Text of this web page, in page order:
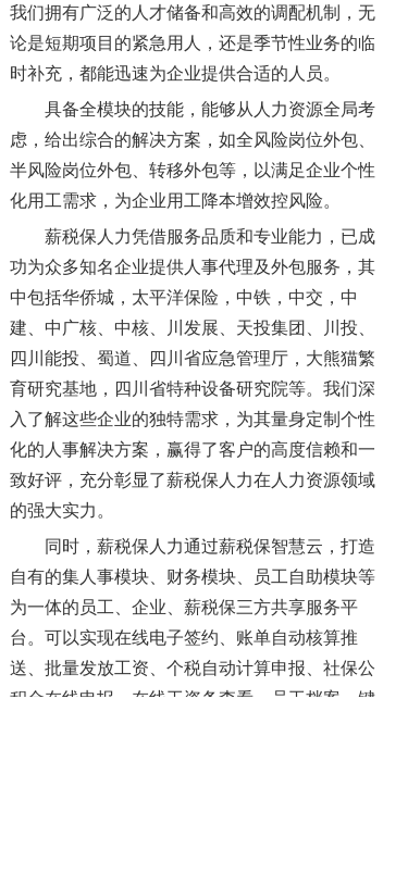
我们拥有广泛的人才储备和高效的调配机制，无
论是短期项目的紧急用人，还是季节性业务的临
时补充，都能迅速为企业提供合适的人员。
具备全模块的技能，能够从人力资源全局考
虑，给出综合的解决方案，如全风险岗位外包、
半风险岗位外包、转移外包等，以满足企业个性
化用工需求，为企业用工降本增效控风险。
薪税保人力凭借服务品质和专业能力，已成
功为众多知名企业提供人事代理及外包服务，其
中包括华侨城，太平洋保险，中铁，中交，中
建、中广核、中核、川发展、天投集团、川投、
四川能投、蜀道、四川省应急管理厅，大熊猫繁
育研究基地，四川省特种设备研究院等。我们深
入了解这些企业的独特需求，为其量身定制个性
化的人事解决方案，赢得了客户的高度信赖和一
致好评，充分彰显了薪税保人力在人力资源领域
的强大实力。
同时，薪税保人力通过薪税保智慧云，打造
自有的集人事模块、财务模块、员工自助模块等
为一体的员工、企业、薪税保三方共享服务平
台。可以实现在线电子签约、账单自动核算推
送、批量发放工资、个税自动计算申报、社保公
积金在线申报、在线工资条查看、员工档案一键